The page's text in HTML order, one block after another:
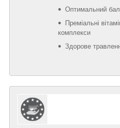
Оптимальний
Преміальні
комплекси
Здорове